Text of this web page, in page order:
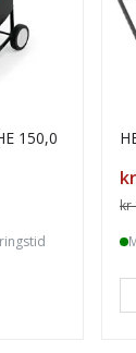
150,0
kr